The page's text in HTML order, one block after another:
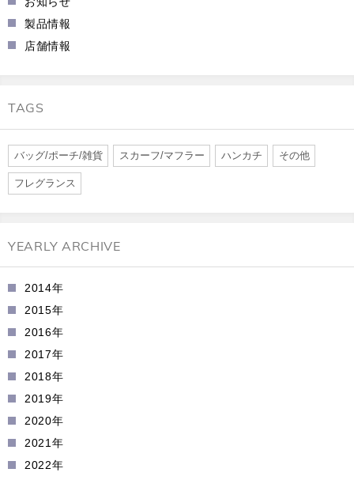
製品情報
店舗情報
TAGS
バッグ/ポーチ/雑貨 スカーフ/マフラー ハンカチ その他
フレグランス
YEARLY ARCHIVE
2014年
2015年
2016年
2017年
2018年
2019年
2020年
2021年
2022年